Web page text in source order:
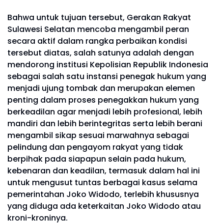
Bahwa untuk tujuan tersebut, Gerakan Rakyat
Sulawesi Selatan mencoba mengambil peran
secara aktif dalam rangka perbaikan kondisi
tersebut diatas, salah satunya adalah dengan
mendorong institusi Kepolisian Republik Indonesia
sebagai salah satu instansi penegak hukum yang
menjadi ujung tombak dan merupakan elemen
penting dalam proses penegakkan hukum yang
berkeadilan agar menjadi lebih profesional, lebih
mandiri dan lebih berintegritas serta lebih berani
mengambil sikap sesuai marwahnya sebagai
pelindung dan pengayom rakyat yang tidak
berpihak pada siapapun selain pada hukum,
kebenaran dan keadilan, termasuk dalam hal ini
untuk mengusut tuntas berbagai kasus selama
pemerintahan Joko Widodo, terlebih khususnya
yang diduga ada keterkaitan Joko Widodo atau
kroni-kroninya.